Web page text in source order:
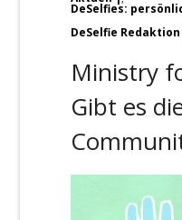
DeSelfies:
DeSelfie Redaktion
Ministry
Gibt es